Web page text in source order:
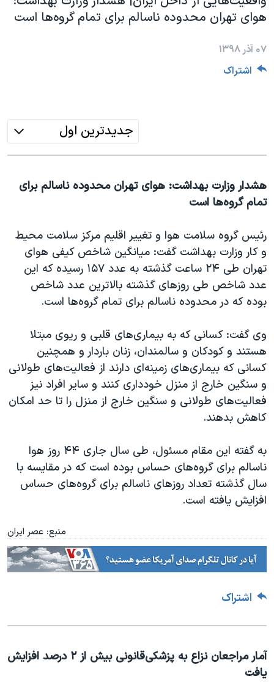
فرهنگ و زندگی
اقتصادی
علم و فناوری
مستندها
حمله جمهوری اسلامی به اسرائیل
رمز مهسا
دادگاه حمید نوری
چهل سال گروگان‌گیری
قانون شفافیت دارائی کادر رهبری ایران
اعتراضات مردمی آبان ۹۸
اسرائیل در جنگ
نرگس محمدی برنده جایزه نوبل صلح
صفحه‌های ویژه
سفر پرزیدنت ترامپ به چین
دنبال کنید
هوای تهران محدوده ناسالم برای تمام گروه‌ها است
۰۷ آذر ۱۳۹۸
اشتراک
جدیدترین اول
هشدار وزارت بهداشت: هوای تهران محدوده ناسالم برای
تمام گروه‌ها است
رئیس گروه سلامت هوا و تغییر اقلیم مرکز سلامت محیط
و کار وزارت بهداشت گفت: میانگین شاخص کیفی هوای
تهران طی ۲۴ ساعت گذشته به عدد ۱۵۷ رسیده که این
عدد شاخص طی روزهای گذشته بالاترین عدد شاخص
بوده که در محدوده ناسالم برای تمام گروه‌ها است.
وی گفت: کسانی که به بیماری‌های قلبی و ریوی مبتلا
هستند و کودکان و سالمندان، زنان باردار و همچنین
کسانی که بیماری‌های زمینه‌ای دارند از فعالیت‌های طولانی
و سنگین خارج از منزل خودداری کنند و سایر افراد نیز
فعالیت‌های طولانی و سنگین خارج از منزل را تا حد امکان
کاهش بدهند.
به گفته این مقام مسئول، طی سال جاری ۴۴ روز هوا
ناسالم برای گروه‌های حساس بوده است که در مقایسه با
سال گذشته تعداد روزهای ناسالم برای گروه‌های حساس
افزایش یافته است.
منبع: عصر ایران
اشتراک
آمار مراجعان نزاع به پزشکی‌قانونی بیش از ۲ درصد افزایش
یافت